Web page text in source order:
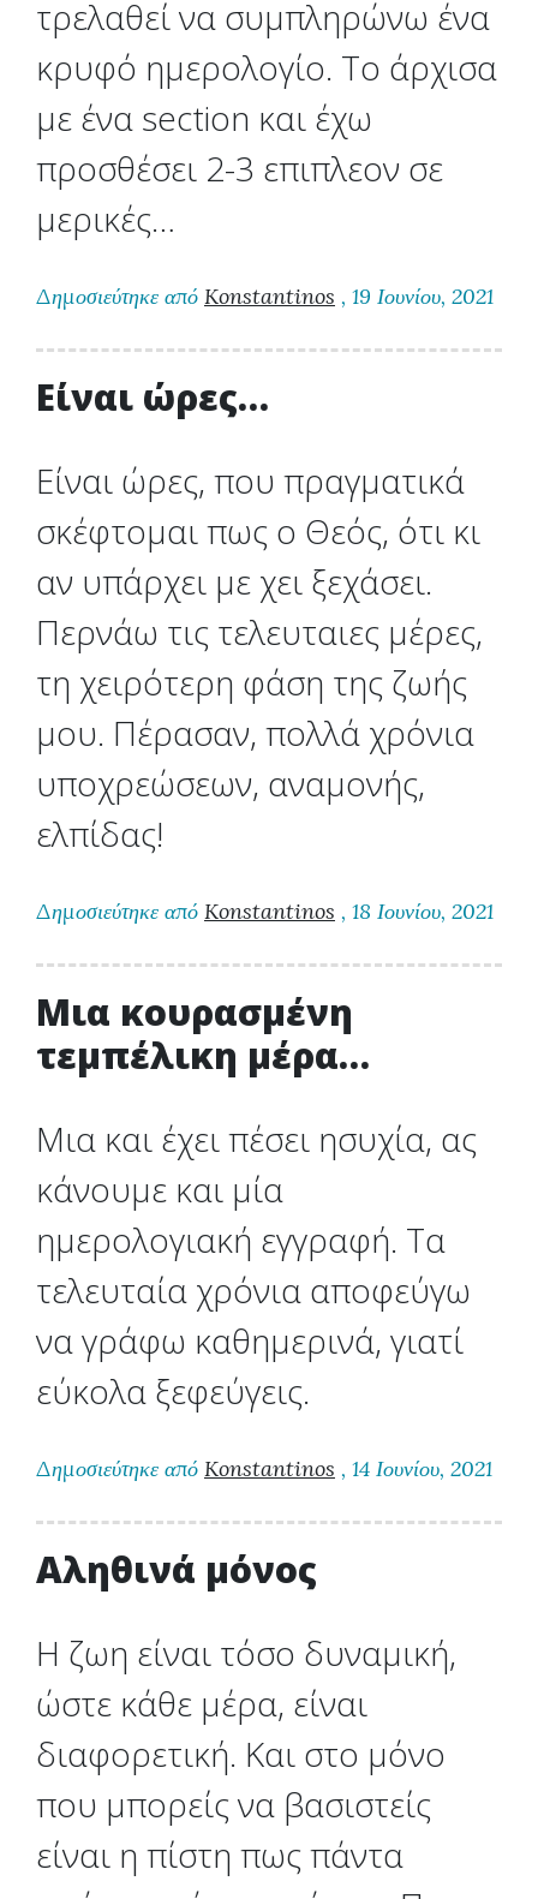
τρελαθεί να συμπληρώνω ένα
κρυφό ημερολογίο. Το άρχισα
με ένα section και έχω
προσθέσει 2-3 επιπλεον σε
μερικές…
Δημοσιεύτηκε από Konstantinos , 19 Ιουνίου, 2021
Είναι ώρες…
Είναι ώρες, που πραγματικά
σκέφτομαι πως ο Θεός, ότι κι
αν υπάρχει με χει ξεχάσει.
Περνάω τις τελευταιες μέρες,
τη χειρότερη φάση της ζωής
μου. Πέρασαν, πολλά χρόνια
υποχρεώσεων, αναμονής,
ελπίδας!
Δημοσιεύτηκε από Konstantinos , 18 Ιουνίου, 2021
Μια κουρασμένη
τεμπέλικη μέρα…
Μια και έχει πέσει ησυχία, ας
κάνουμε και μία
ημερολογιακή εγγραφή. Τα
τελευταία χρόνια αποφεύγω
να γράφω καθημερινά, γιατί
εύκολα ξεφεύγεις.
Δημοσιεύτηκε από Konstantinos , 14 Ιουνίου, 2021
Αληθινά μόνος
Η ζωη είναι τόσο δυναμική,
ώστε κάθε μέρα, είναι
διαφορετική. Και στο μόνο
που μπορείς να βασιστείς
είναι η πίστη πως πάντα